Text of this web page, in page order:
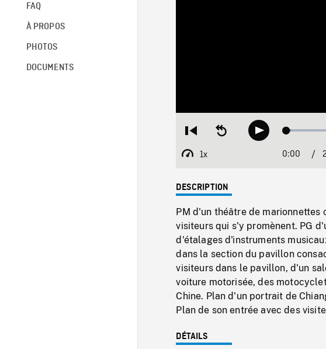
FAQ
À PROPOS
PHOTOS
DOCUMENTS
Restart
beginning
Seek
backwardPlay Loaded:
1x
Playback
Current
0:00 /
DESCRIPTION
PM d'un théâtre de marionnettes
visiteurs qui s'y promènent. PG
d'étalages d'instruments
dans la section du pavillon
visiteurs dans le pavillon, d'un
voiture motorisée, des
Chine. Plan d'un portrait de
Plan de son entrée avec des
DÉTAILS